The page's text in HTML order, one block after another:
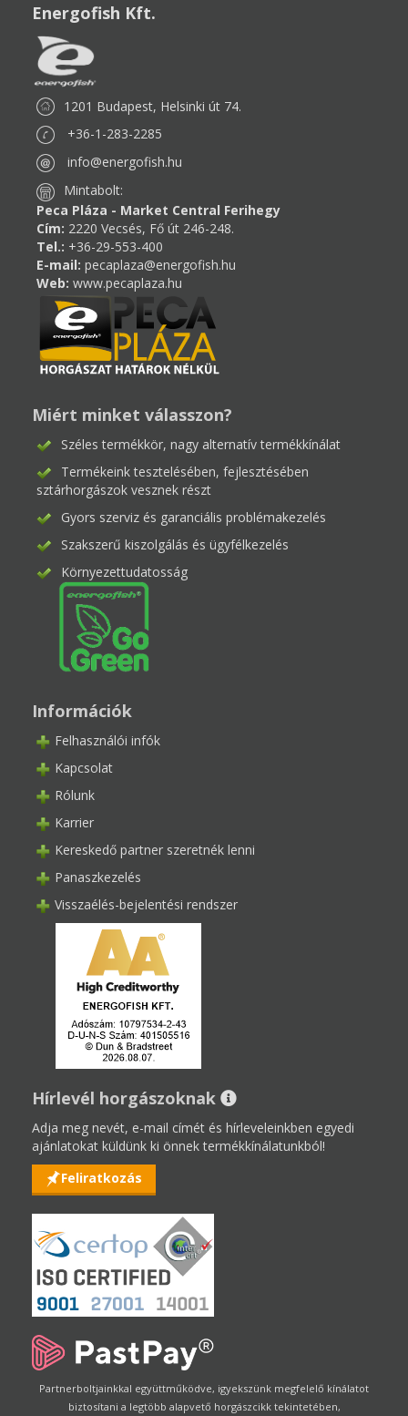
Energofish Kft.
1201 Budapest, Helsinki út 74.
+36-1-283-2285
info@energofish.hu
Mintabolt:
Peca Pláza - Market Central Ferihegy
Cím: 2220 Vecsés, Fő út 246-248.
Tel.: +36-29-553-400
E-mail: pecaplaza@energofish.hu
Web: www.pecaplaza.hu
Miért minket válasszon?
Széles termékkör, nagy alternatív termékkínálat
Termékeink tesztelésében, fejlesztésében
sztárhorgászok vesznek részt
Gyors szerviz és garanciális problémakezelés
Szakszerű kiszolgálás és ügyfélkezelés
Környezettudatosság
Információk
Felhasználói infók
Kapcsolat
Rólunk
Karrier
Kereskedő partner szeretnék lenni
Panaszkezelés
Visszaélés-bejelentési rendszer
Hírlevél horgászoknak
Adja meg nevét, e-mail címét és hírleveleinkben egyedi
ajánlatokat küldünk ki önnek termékkínálatunkból!
Feliratkozás
Partnerboltjainkkal együttműködve, igyekszünk megfelelő kínálatot
biztosítani a legtöbb alapvető horgászcikk tekintetében,